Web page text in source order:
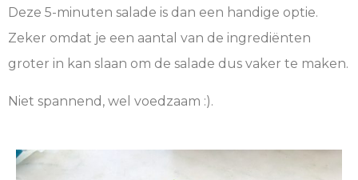
Deze 5-minuten salade is dan een handige optie.
Zeker omdat je een aantal van de ingrediënten
groter in kan slaan om de salade dus vaker te maken.
Niet spannend, wel voedzaam :).